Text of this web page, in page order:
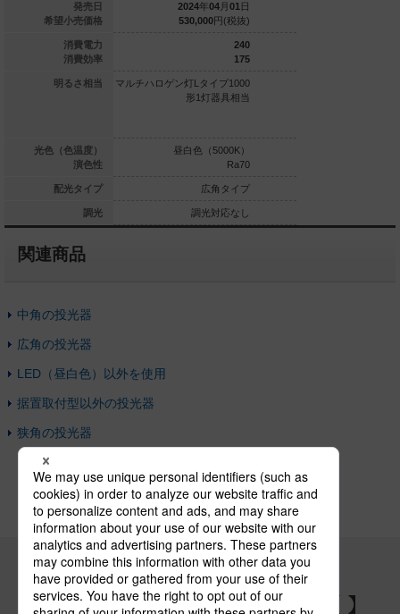
発売日
希望小売価格
消費電力
消費効率
明るさ相当
光色（色温度）
演色性
配光タイプ
調光
円(税抜)
1494
92.3
Sタイプ2000
中角タイプ
2024年04 月 01 日
530,000円(税抜)
240
175
マルチハロゲン灯Lタイプ1000
形1灯器具相当
昼白色（5000K）
Ra70
広角タイプ
調光対応なし
関連商品
中角の投光器
広角の投光器
LED（昼白色）以外を使用
据置取付型以外の投光器
狭角の投光器
パナソニックの電気設備 SNSアカウント